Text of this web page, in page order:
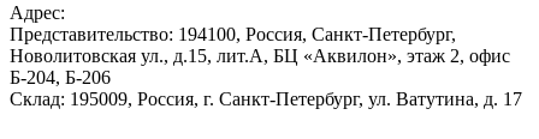
Адрес:
Представительство: 194100, Россия, Санкт-Петербург,
Новолитовская ул., д.15, лит.А, БЦ «Аквилон», этаж 2, офис
Б-204, Б-206
Склад: 195009, Россия, г. Санкт-Петербург, ул. Ватутина, д. 17